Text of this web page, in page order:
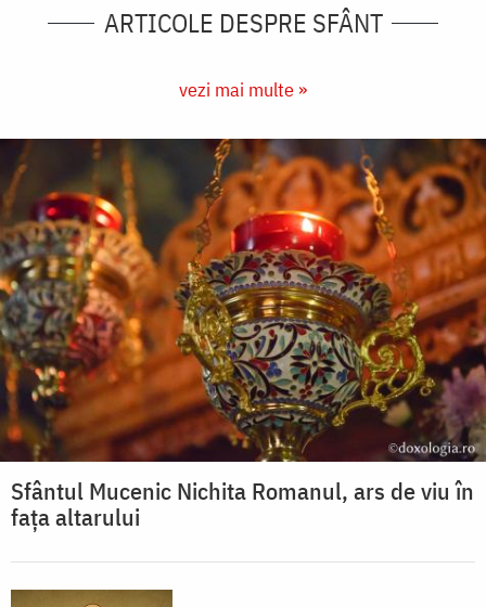
ARTICOLE DESPRE SFÂNT
vezi mai multe »
Sfântul Mucenic Nichita Romanul, ars de viu în
fața altarului